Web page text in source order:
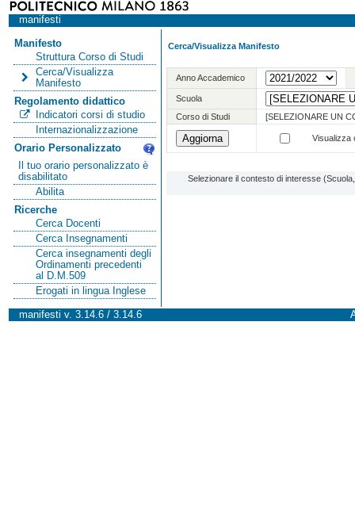
manifesti
Manifesto
Struttura Corso di Studi
Cerca/Visualizza
Manifesto
Regolamento didattico
Indicatori corsi di studio
Internazionalizzazione
Orario Personalizzato
Il tuo orario personalizzato è
disabilitato
Abilita
Ricerche
Cerca Docenti
Cerca Insegnamenti
Cerca insegnamenti degli
Ordinamenti precedenti
al D.M.509
Erogati in lingua Inglese
Cerca/Visualizza Manifesto
Anno Accademico
Scuola
Corso di Studi
[SELEZIONARE UN
Visualizza
Selezionare il contesto di interesse
manifesti v. 3.14.6 / 3.14.6